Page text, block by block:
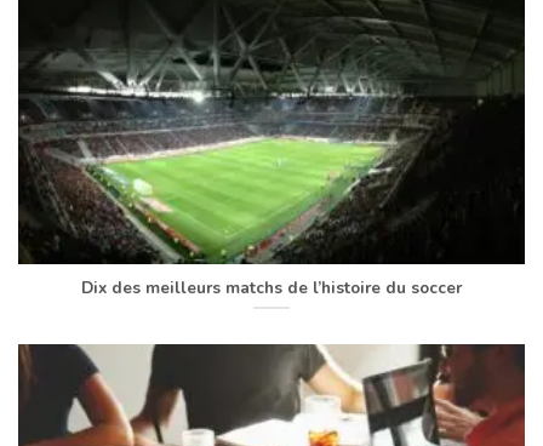
Dix des meilleurs matchs de l’histoire du soccer